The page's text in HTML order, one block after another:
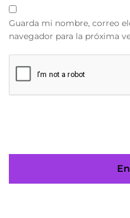
Guarda mi nombre, correo
navegador para la próxima